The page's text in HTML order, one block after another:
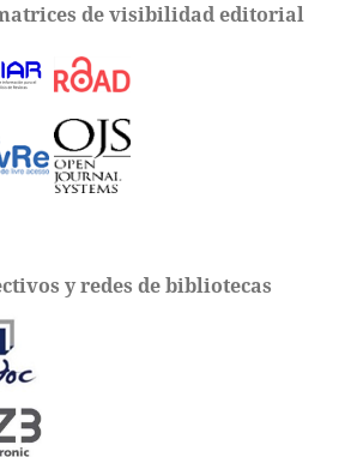
de visibilidad editorial
y redes de bibliotecas